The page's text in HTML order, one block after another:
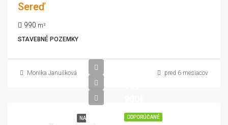
Sereď
990 m²
STAVEBNÉ POZEMKY
Monika Janušková pred 6 mesiacov
ODPORÚČANÉ
NA